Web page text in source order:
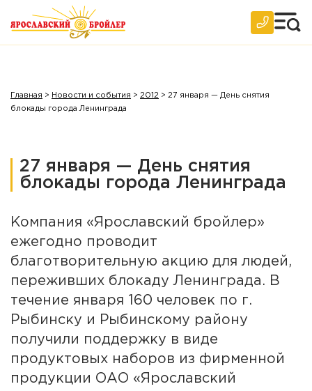
Главная > Новости и события > 2012 > 27 января — День снятия
блокады города Ленинграда
27 января — День снятия
блокады города Ленинграда
Компания «Ярославский бройлер»
ежегодно проводит
благотворительную акцию для людей,
переживших блокаду Ленинграда. В
течение января 160 человек по г.
Рыбинску и Рыбинскому району
получили поддержку в виде
продуктовых наборов из фирменной
продукции ОАО «Ярославский